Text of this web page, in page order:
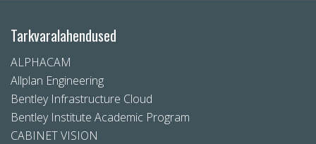
Tarkvaralahendused
ALPHACAM
Allplan Engineering
Bentley Infrastructure Cloud
Bentley Institute Academic Program
CABINET VISION